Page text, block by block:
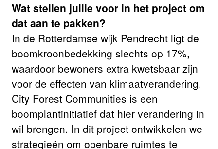
Wat stellen jullie voor in het project om
dat aan te pakken?
In de Rotterdamse wijk Pendrecht ligt de
boomkroonbedekking slechts op 17%,
waardoor bewoners extra kwetsbaar zijn
voor de effecten van klimaatverandering.
City Forest Communities is een
boomplantinitiatief dat hier verandering in
wil brengen. In dit project ontwikkelen we
strategieën om openbare ruimtes te